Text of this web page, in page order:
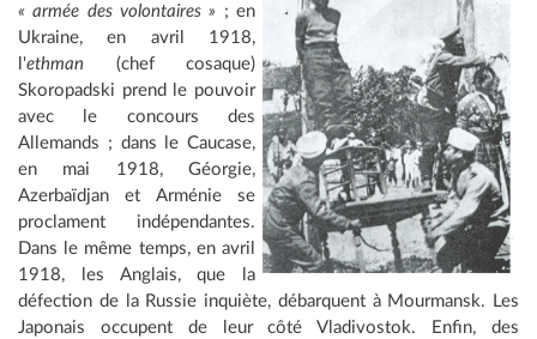
« armée des volontaires » ; en
Ukraine, en avril 1918,
l'ethman (chef cosaque)
Skoropadski prend le pouvoir
avec le concours des
Allemands ; dans le Caucase,
en mai 1918, Géorgie,
Azerbaïdjan et Arménie se
proclament indépendantes.
Dans le même temps, en avril
1918, les Anglais, que la
défection de la Russie inquiète, débarquent à Mourmansk. Les
Japonais occupent de leur côté Vladivostok. Enfin, des